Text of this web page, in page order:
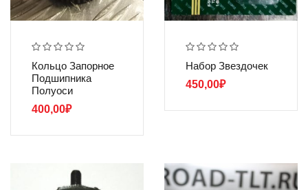
Кольцо Запорное
Подшипника
Полуоси
400,00₽
Набор Звездочек
450,00₽